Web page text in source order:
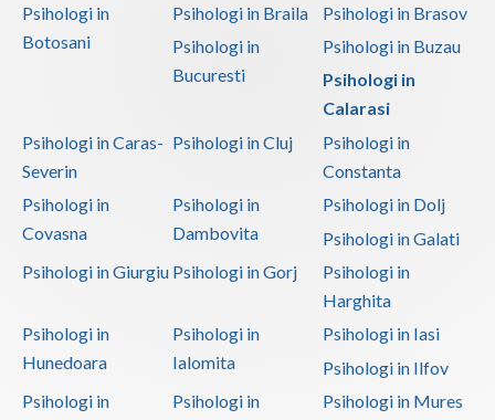
Psihologi in
Botosani
Psihologi in Braila
Psihologi in Brasov
Psihologi in
Bucuresti
Psihologi in Buzau
Psihologi in
Calarasi
Psihologi in Caras-
Severin
Psihologi in Cluj
Psihologi in
Constanta
Psihologi in
Covasna
Psihologi in
Dambovita
Psihologi in Dolj
Psihologi in Galati
Psihologi in Giurgiu Psihologi in Gorj
Psihologi in
Harghita
Psihologi in
Hunedoara
Psihologi in
Ialomita
Psihologi in Iasi
Psihologi in Ilfov
Psihologi in
Psihologi in
Psihologi in Mures